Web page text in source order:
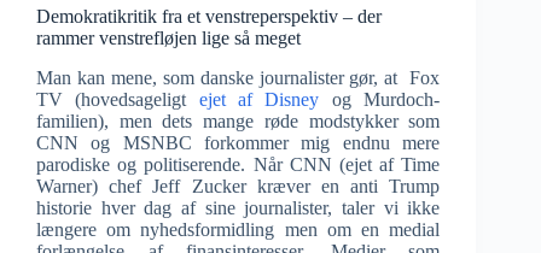
Demokratikritik fra et venstreperspektiv – der
rammer venstrefløjen lige så meget
Man kan mene, som danske journalister gør, at Fox
TV (hovedsageligt ejet af Disney og Murdoch-
familien), men dets mange røde modstykker som
CNN og MSNBC forkommer mig endnu mere
parodiske og politiserende. Når CNN (ejet af Time
Warner) chef Jeff Zucker kræver en anti Trump
historie hver dag af sine journalister, taler vi ikke
længere om nyhedsformidling men om en medial